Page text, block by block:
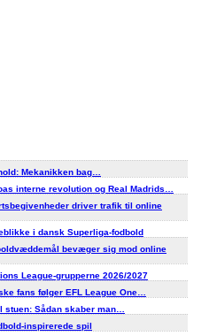
Mekanikken bag…
interne revolution og Real Madrids…
driver trafik til online
i dansk Superliga-fodbold
bevæger sig mod online
League-grupperne 2026/2027
fans følger EFL League One…
stuen: Sådan skaber man…
inspirerede spil